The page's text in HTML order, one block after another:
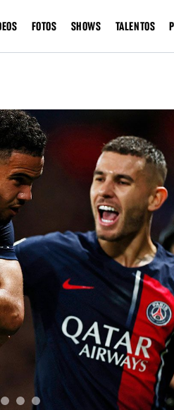
FOTOS SHOWS TALENTOS